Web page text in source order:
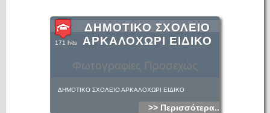
Φωτογραφίες Προσεχώς
ΔΗΜΟΤΙΚΟ ΣΧΟΛΕΙΟ
ΑΡΚΑΛΟΧΩΡΙ ΕΙΔΙΚΟ
171 hits
ΔΗΜΟΤΙΚΟ ΣΧΟΛΕΙΟ ΑΡΚΑΛΟΧΩΡΙ ΕΙΔΙΚΟ
>> Περισσότερα...